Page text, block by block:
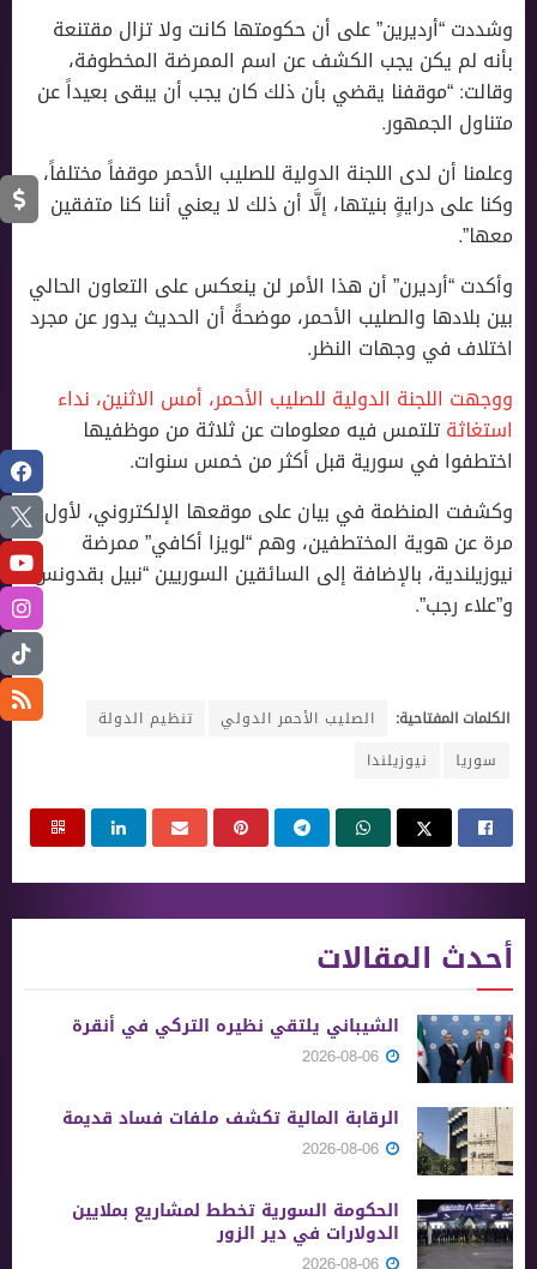
وشددت “أرديرين” على أن حكومتها كانت ولا تزال مقتنعة
بأنه لم يكن يجب الكشف عن اسم الممرضة المخطوفة،
وقالت: “موقفنا يقضي بأن ذلك كان يجب أن يبقى بعيداً عن
متناول الجمهور.
وعلمنا أن لدى اللجنة الدولية للصليب الأحمر موقفاً مختلفاً،
وكنا على درايةٍ بنيتها، إلَّا أن ذلك لا يعني أننا كنا متفقين
معها”.
وأكدت “أرديرن” أن هذا الأمر لن ينعكس على التعاون الحالي
بين بلادها والصليب الأحمر، موضحةً أن الحديث يدور عن مجرد
اختلاف في وجهات النظر.
ووجهت اللجنة الدولية للصليب الأحمر، أمس الاثنين، نداء
استغاثةتلتمس فيه معلومات عن ثلاثة من موظفيها
اختطفوا في سورية قبل أكثر من خمس سنوات.
وكشفت المنظمة في بيان على موقعها الإلكتروني، لأول
مرة عن هوية المختطفين، وهم “لويزا أكافي” ممرضة
نيوزيلندية، بالإضافة إلى السائقين السوريين “نبيل بقدونس”
و”علاء رجب”.
الكلمات المفتاحية: الصليب الأحمر الدولي
تنظيم الدولة
سوريا
نيوزيلندا
أحدث المقالات
الشيباني يلتقي نظيره التركي في أنقرة
الرقابة المالية تكشف ملفات فساد قديمة
الحكومة السورية تخطط لمشاريع بملايين
الدولارات في دير الزور